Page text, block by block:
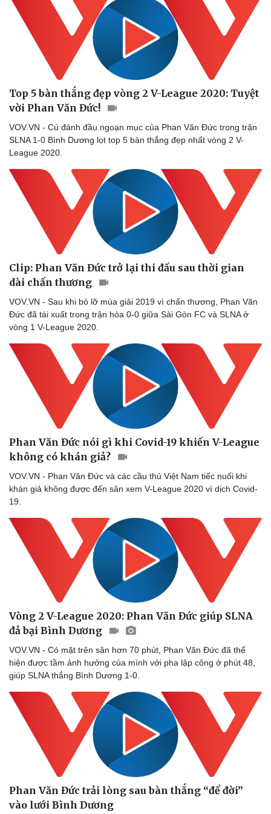
Sức khỏe
Dinh dưỡng - món ngon
Cây thuốc
Sản phụ khoa
Nhi khoa
Nam khoa
Làm đẹp - giảm cân
Phòng mạch online
Ăn sạch sống khỏe
Đời sống
Blog
Tình yêu - Gia đình
Top 5 bàn thắng đẹp vòng 2 V-League 2020: Tuyệt
vời Phan Văn Đức!
VOV.VN - Cú đánh đầu ngoạn mục của Phan Văn Đức trong trận
SLNA 1-0 Bình Dương lọt top 5 bàn thắng đẹp nhất vòng 2 V-
League 2020.
Clip: Phan Văn Đức trở lại thi đấu sau thời gian
dài chấn thương
VOV.VN - Sau khi bỏ lỡ mùa giải 2019 vì chấn thương, Phan Văn
Đức đã tái xuất trong trận hòa 0-0 giữa Sài Gòn FC và SLNA ở
vòng 1 V-League 2020.
Phan Văn Đức nói gì khi Covid-19 khiến V-League
không có khán giả?
VOV.VN - Phan Văn Đức và các cầu thủ Việt Nam tiếc nuối khi
khán giả không được đến sân xem V-League 2020 vì dịch Covid-
19.
Vòng 2 V-League 2020: Phan Văn Đức giúp SLNA
đả bại Bình Dương
VOV.VN - Có mặt trên sân hơn 70 phút, Phan Văn Đức đã thể
hiện được tầm ảnh hưởng của mình với pha lập công ở phút 48,
giúp SLNA thắng Bình Dương 1-0.
Phan Văn Đức trải lòng sau bàn thắng “để đời”
vào lưới Bình Dương